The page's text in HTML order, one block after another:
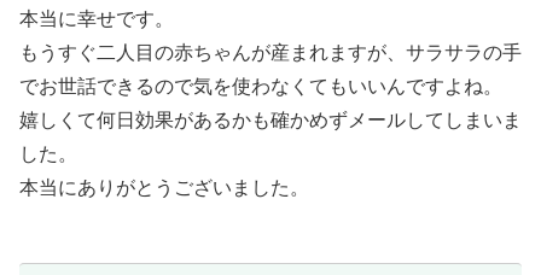
本当に幸せです。
もうすぐ二人目の赤ちゃんが産まれますが、サラサラの手
でお世話できるので気を使わなくてもいいんですよね。
嬉しくて何日効果があるかも確かめずメールしてしまいま
した。
本当にありがとうございました。